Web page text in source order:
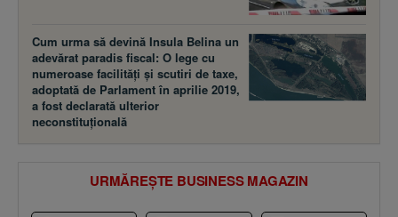
Cum urma să devină Insula Belina un
adevărat paradis fiscal: O lege cu
numeroase facilităţi şi scutiri de taxe,
adoptată de Parlament în aprilie 2019,
a fost declarată ulterior
neconstituţională
URMĂREȘTE BUSINESS MAGAZIN